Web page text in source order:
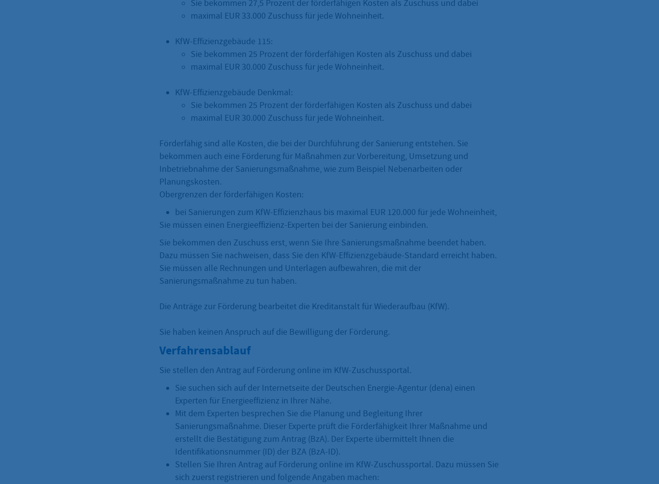
Sie bekommen 27,5 Prozent der förderfähigen Kosten als Zuschuss und dabei
maximal EUR 33.000 Zuschuss für jede Wohneinheit.
KfW-Effizienzgebäude 115:
Sie bekommen 25 Prozent der förderfähigen Kosten als Zuschuss und dabei
maximal EUR 30.000 Zuschuss für jede Wohneinheit.
KfW-Effizienzgebäude Denkmal:
Sie bekommen 25 Prozent der förderfähigen Kosten als Zuschuss und dabei
maximal EUR 30.000 Zuschuss für jede Wohneinheit.
Förderfähig sind alle Kosten, die bei der Durchführung der Sanierung entstehen. Sie
bekommen auch eine Förderung für Maßnahmen zur Vorbereitung, Umsetzung und
Inbetriebnahme der Sanierungsmaßnahme, wie zum Beispiel Nebenarbeiten oder
Planungskosten.
Obergrenzen der förderfähigen Kosten:
bei Sanierungen zum KfW-Effizienzhaus bis maximal EUR 120.000 für jede Wohneinheit,
Sie müssen einen Energieeffizienz-Experten bei der Sanierung einbinden.
Sie bekommen den Zuschuss erst, wenn Sie Ihre Sanierungsmaßnahme beendet haben.
Dazu müssen Sie nachweisen, dass Sie den KfW-Effizienzgebäude-Standard erreicht haben.
Sie müssen alle Rechnungen und Unterlagen aufbewahren, die mit der
Sanierungsmaßnahme zu tun haben.
Die Anträge zur Förderung bearbeitet die Kreditanstalt für Wiederaufbau (KfW).
Sie haben keinen Anspruch auf die Bewilligung der Förderung.
Verfahrensablauf
Sie stellen den Antrag auf Förderung online im KfW-Zuschussportal.
Sie suchen sich auf der Internetseite der Deutschen Energie-Agentur (dena) einen
Experten für Energieeffizienz in Ihrer Nähe.
Mit dem Experten besprechen Sie die Planung und Begleitung Ihrer
Sanierungsmaßnahme. Dieser Experte prüft die Förderfähigkeit Ihrer Maßnahme und
erstellt die Bestätigung zum Antrag (BzA). Der Experte übermittelt Ihnen die
Identifikationsnummer (ID) der BZA (BzA-ID).
Stellen Sie Ihren Antrag auf Förderung online im KfW-Zuschussportal. Dazu müssen Sie
sich zuerst registrieren und folgende Angaben machen: